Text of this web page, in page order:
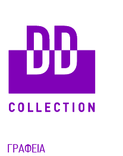
ΓΡΑΦΕΊΑ